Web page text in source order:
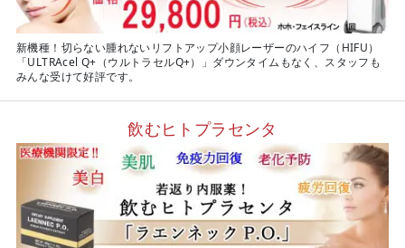
新機種！切らない腫れないリフトアップ小顔レーザーのハイフ（HIFU）
「ULTRAcel Q+（ウルトラセルQ+）」ダウンタイムもなく、スタッフも
みんな受けて好評です。
飲むヒトプラセンタ